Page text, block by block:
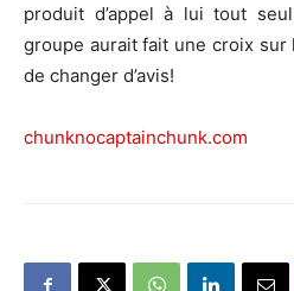
produit d’appel à lui tout
groupe aurait fait une croix sur
de changer d’avis!
chunknocaptainchunk.com